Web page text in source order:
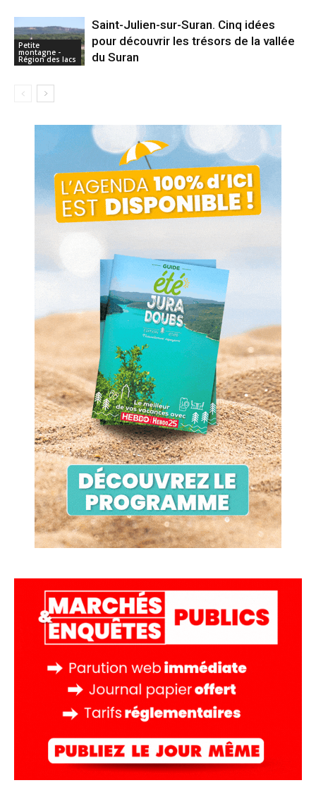
Petite
montagne -
Région des lacs
Saint-Julien-sur-Suran. Cinq idées
pour découvrir les trésors de la vallée
du Suran